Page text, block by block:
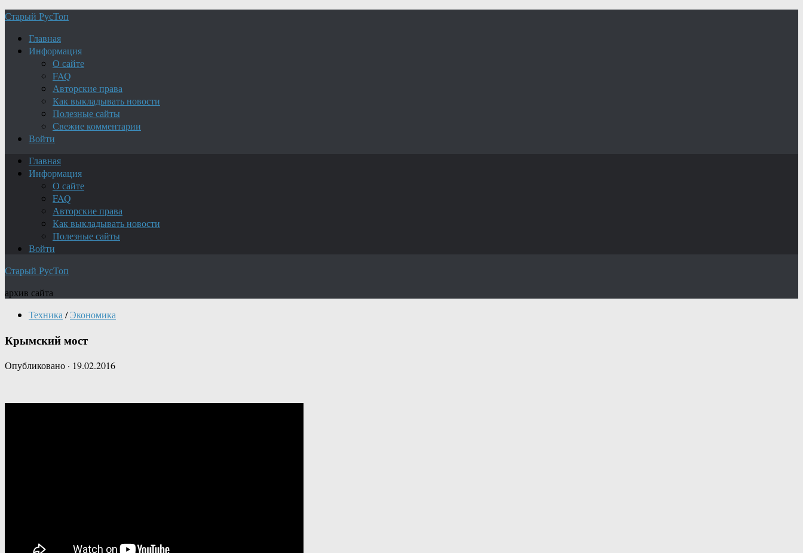
Старый РусТоп
Главная
Информация
О сайте
FAQ
Авторские права
Как выкладывать новости
Полезные сайты
Свежие комментарии
Войти
Главная
Информация
О сайте
FAQ
Авторские права
Как выкладывать новости
Полезные сайты
Войти
Старый РусТоп
архив сайта
Техника / Экономика
Крымский мост
Опубликовано · 19.02.2016